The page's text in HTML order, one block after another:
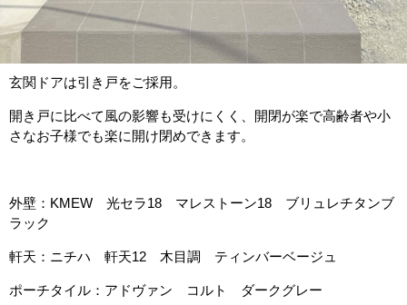
玄関ドアは引き戸をご採用。
開き戸に比べて風の影響も受けにくく、開閉が楽で高齢者や小
さなお子様でも楽に開け閉めできます。
外壁：KMEW 光セラ18 マレストーン18 ブリュレチタンブ
ラック
軒天：ニチハ 軒天12 木目調 ティンバーベージュ
ポーチタイル：アドヴァン コルト ダークグレー